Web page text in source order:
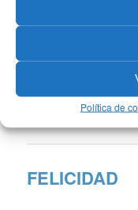
Política de
FELICIDAD